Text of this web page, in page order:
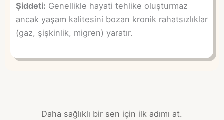
Şiddeti: Genellikle hayati tehlike oluşturmaz
ancak yaşam kalitesini bozan kronik rahatsızlıklar
(gaz, şişkinlik, migren) yaratır.
Daha sağlıklı bir sen için ilk adımı at.